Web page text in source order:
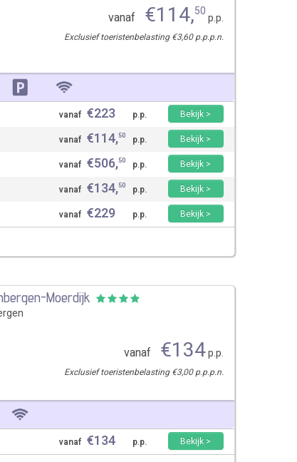
vanaf €114,50p.p.
Exclusief toeristenbelasting €3,60 p.p.p.n.
vanaf €223 p.p.
Bekijk >
vanaf €114,50 p.p.
Bekijk >
vanaf €506,50 p.p.
Bekijk >
vanaf €134,50 p.p.
Bekijk >
vanaf €229 p.p. Bekijk >
Moerdijk
vanaf €134p.p.
Exclusief toeristenbelasting €3,00 p.p.p.n.
vanaf €134 p.p. Bekijk >